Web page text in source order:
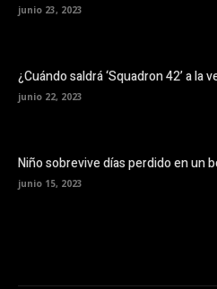
junio 23, 2023
¿Cuándo saldrá ‘Squadron 42’ a la
junio 22, 2023
Niño sobrevive días perdido en un
junio 15, 2023